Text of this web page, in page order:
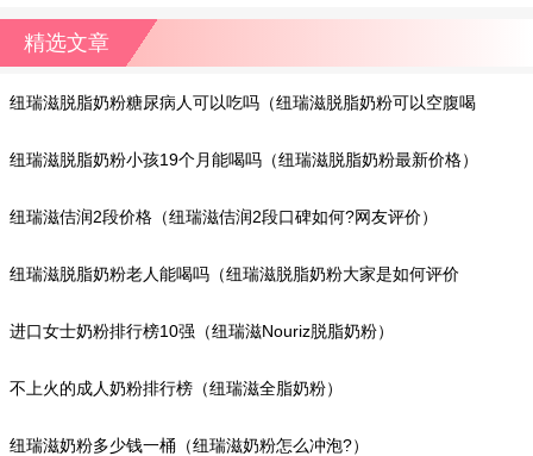
精选文章
纽瑞滋脱脂奶粉糖尿病人可以吃吗（纽瑞滋脱脂奶粉可以空腹喝
吗?）
纽瑞滋脱脂奶粉小孩19个月能喝吗（纽瑞滋脱脂奶粉最新价格）
纽瑞滋佶润2段价格（纽瑞滋佶润2段口碑如何?网友评价）
纽瑞滋脱脂奶粉老人能喝吗（纽瑞滋脱脂奶粉大家是如何评价
的?）
进口女士奶粉排行榜10强（纽瑞滋Nouriz脱脂奶粉）
不上火的成人奶粉排行榜（纽瑞滋全脂奶粉）
纽瑞滋奶粉多少钱一桶（纽瑞滋奶粉怎么冲泡?）